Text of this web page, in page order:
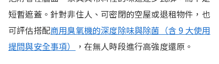
短暫遮蓋。針對非住人、可密閉的空屋或退租物件，也
可評估搭配商用臭氧機的深度除味與除菌（含 9 大使用
提問與安全事項）
，在無人時段進行高強度還原。